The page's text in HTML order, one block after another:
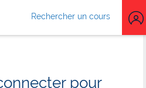
Rechercher un cours
pour